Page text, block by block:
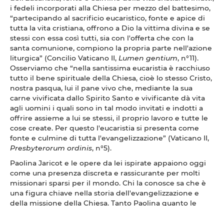
i fedeli incorporati alla Chiesa per mezzo del battesimo,
“partecipando al sacrificio eucaristico, fonte e apice di
tutta la vita cristiana, offrono a Dio la vittima divina e se
stessi con essa così tutti, sia con l'offerta che con la
santa comunione, compiono la propria parte nell'azione
liturgica” (Concilio Vaticano II, Lumen gentium, n°11).
Osserviamo che “nella santissima eucaristia è racchiuso
tutto il bene spirituale della Chiesa, cioè lo stesso Cristo,
nostra pasqua, lui il pane vivo che, mediante la sua
carne vivificata dallo Spirito Santo e vivificante dà vita
agli uomini i quali sono in tal modo invitati e indotti a
offrire assieme a lui se stessi, il proprio lavoro e tutte le
cose create. Per questo l'eucaristia si presenta come
fonte e culmine di tutta l'evangelizzazione” (Vaticano II,
Presbyterorum ordinis, n°5).
Paolina Jaricot e le opere da lei ispirate appaiono oggi
come una presenza discreta e rassicurante per molti
missionari sparsi per il mondo. Chi la conosce sa che è
una figura chiave nella storia dell'evangelizzazione e
della missione della Chiesa. Tanto Paolina quanto le